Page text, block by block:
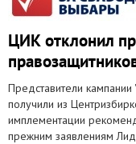
ЦИК отклонил
Представители
получили из
имплементации
прежним заявлениям